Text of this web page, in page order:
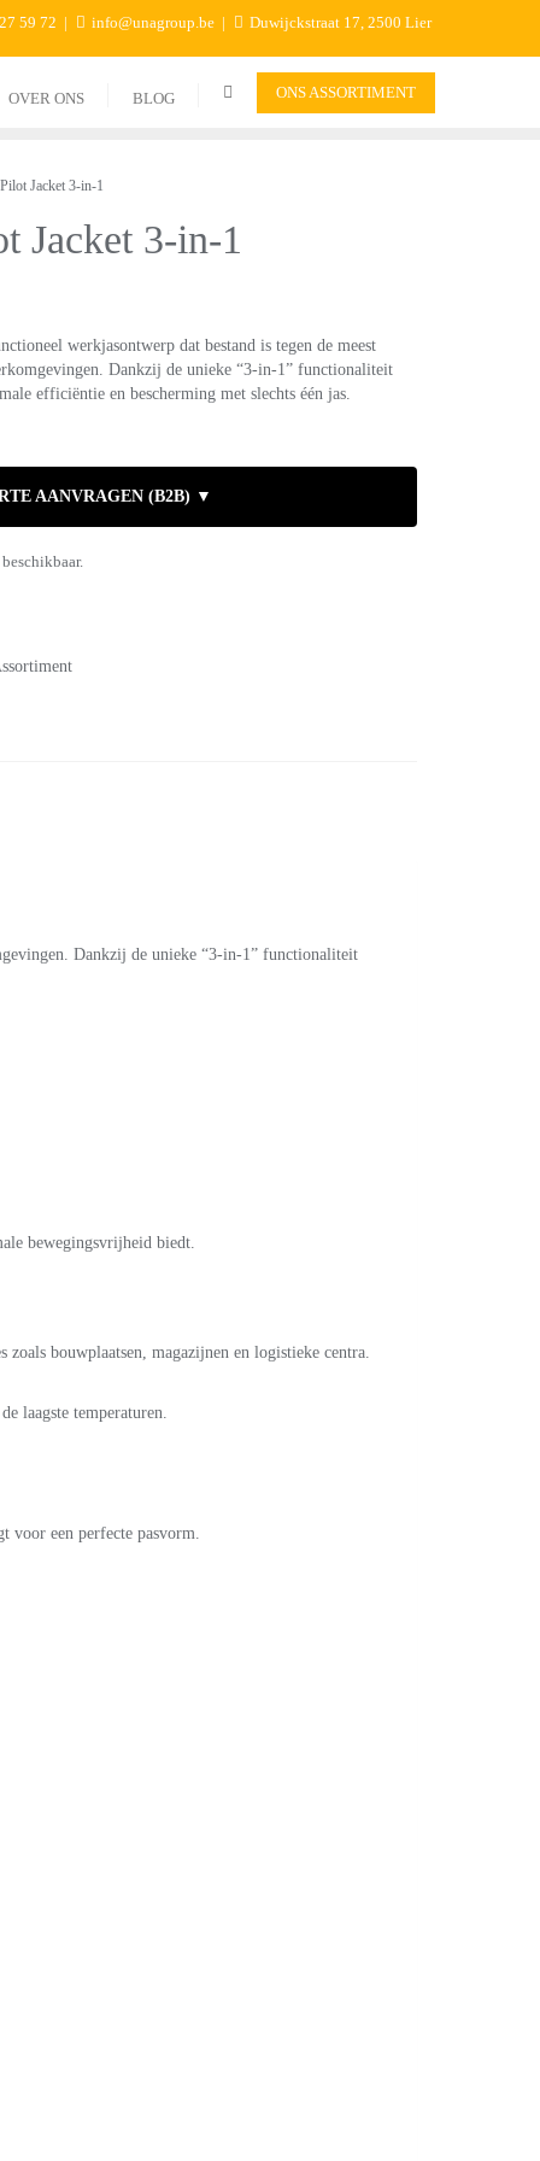
59 72 info@unagroup.be Duwijckstraat 17, 2500 Lier
OVER ONS BLOG ONS ASSORTIMENT
Jacket 3-in-1
Jacket 3-in-1
werkjasontwerp dat bestand is tegen de meest
Dankzij de unieke “3-in-1” functionaliteit
efficiëntie en bescherming met slechts één jas.
AANVRAGEN (B2B) ▼
Dankzij de unieke “3-in-1” functionaliteit
bewegingsvrijheid biedt.
bouwplaatsen, magazijnen en logistieke centra.
laagste temperaturen.
voor een perfecte pasvorm.